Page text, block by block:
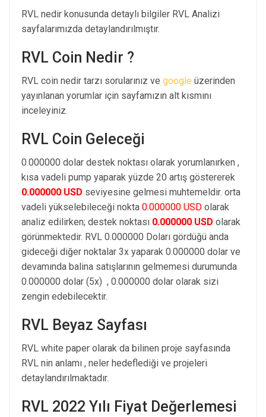
RVL nedir konusunda detaylı bilgiler RVL Analizi
sayfalarımızda detaylandırılmıştır.
RVL Coin Nedir ?
RVL coin nedir tarzı sorularınız ve google üzerinden
yayınlanan yorumlar için sayfamızın alt kısmını
inceleyiniz.
RVL Coin Geleceği
0.000000 dolar destek noktası olarak yorumlanırken ,
kısa vadeli pump yaparak yüzde 20 artış göstererek
0.000000 USD seviyesine gelmesi muhtemeldir. orta
vadeli yükselebileceği nokta 0.000000 USD olarak
analiz edilirken; destek noktası 0.000000 USD olarak
görünmektedir. RVL 0.000000 Doları gördüğü anda
gideceği diğer noktalar 3x yaparak 0.000000 dolar ve
devamında balina satışlarının gelmemesi durumunda
0.000000 dolar (5x) , 0.000000 dolar olarak sizi
zengin edebilecektir.
RVL Beyaz Sayfası
RVL white paper olarak da bilinen proje sayfasında
RVL nin anlamı , neler hedeflediği ve projeleri
detaylandırılmaktadır.
RVL 2022 Yılı Fiyat Değerlemesi